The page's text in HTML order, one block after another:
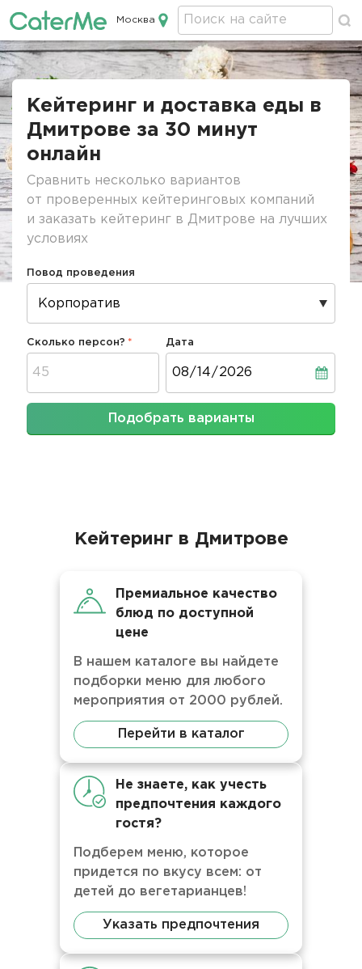
Кейтеринг в Москве
Москва
Строка
Кейтеринг и доставка еды в
Дмитрове за 30 минут
онлайн
Сравнить несколько вариантов
от проверенных кейтеринговых компаний
и заказать кейтеринг в Дмитрове на лучших
условиях
Повод проведения
Сколько персон? Дата
Подобрать варианты
Кейтеринг в Дмитрове
Премиальное качество
блюд по доступной
цене
В нашем каталоге вы найдете
подборки меню для любого
мероприятия от 2000 рублей.
Перейти в каталог
Не знаете, как учесть
предпочтения каждого
гостя?
Подберем меню, которое
придется по вкусу всем: от
детей до вегетарианцев!
Указать предпочтения